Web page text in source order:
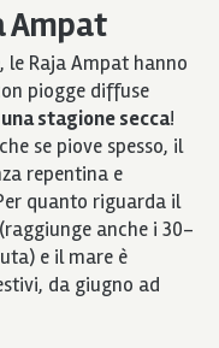
Ampat
le Raja Ampat hanno
piogge diffuse
stagione secca!
se piove spesso, il
repentina e
quanto riguarda il
anche i 30-
e il mare è
da giugno ad